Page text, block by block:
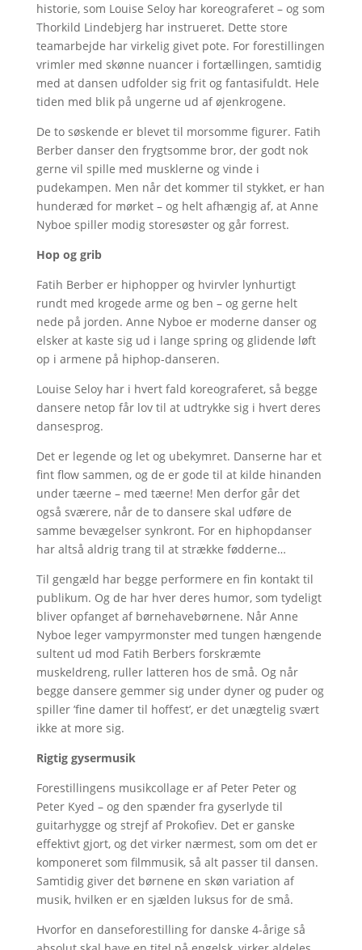
historie, som Louise Seloy har koreograferet – og som
Thorkild Lindebjerg har instrueret. Dette store
teamarbejde har virkelig givet pote. For forestillingen
vrimler med skønne nuancer i fortællingen, samtidig
med at dansen udfolder sig frit og fantasifuldt. Hele
tiden med blik på ungerne ud af øjenkrogene.
De to søskende er blevet til morsomme figurer. Fatih
Berber danser den frygtsomme bror, der godt nok
gerne vil spille med musklerne og vinde i
pudekampen. Men når det kommer til stykket, er han
hunderæd for mørket – og helt afhængig af, at Anne
Nyboe spiller modig storesøster og går forrest.
Hop og grib
Fatih Berber er hiphopper og hvirvler lynhurtigt
rundt med krogede arme og ben – og gerne helt
nede på jorden. Anne Nyboe er moderne danser og
elsker at kaste sig ud i lange spring og glidende løft
op i armene på hiphop-danseren.
Louise Seloy har i hvert fald koreograferet, så begge
dansere netop får lov til at udtrykke sig i hvert deres
dansesprog.
Det er legende og let og ubekymret. Danserne har et
fint flow sammen, og de er gode til at kilde hinanden
under tæerne – med tæerne! Men derfor går det
også sværere, når de to dansere skal udføre de
samme bevægelser synkront. For en hiphopdanser
har altså aldrig trang til at strække fødderne…
Til gengæld har begge performere en fin kontakt til
publikum. Og de har hver deres humor, som tydeligt
bliver opfanget af børnehavebørnene. Når Anne
Nyboe leger vampyrmonster med tungen hængende
sultent ud mod Fatih Berbers forskræmte
muskeldreng, ruller latteren hos de små. Og når
begge dansere gemmer sig under dyner og puder og
spiller ’fine damer til hoffest’, er det unægtelig svært
ikke at more sig.
Rigtig gysermusik
Forestillingens musikcollage er af Peter Peter og
Peter Kyed – og den spænder fra gyserlyde til
guitarhygge og strejf af Prokofiev. Det er ganske
effektivt gjort, og det virker nærmest, som om det er
komponeret som filmmusik, så alt passer til dansen.
Samtidig giver det børnene en skøn variation af
musik, hvilken er en sjælden luksus for de små.
Hvorfor en danseforestilling for danske 4-årige så